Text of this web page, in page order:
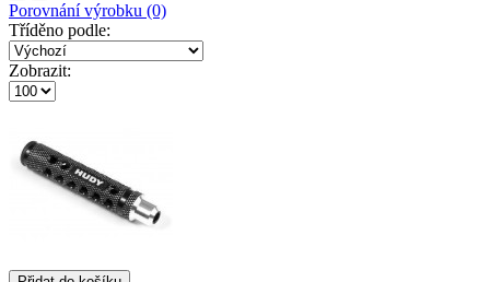
Porovnání výrobku (0)
Tříděno podle:
Zobrazit: